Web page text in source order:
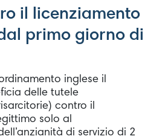
il licenziamento
primo giorno di
inglese il
delle tutele
contro il
solo al
di servizio di 2